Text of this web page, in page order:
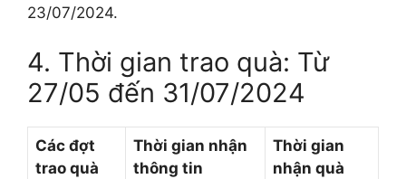
23/07/2024.
4. Thời gian trao quà: Từ
27/05 đến 31/07/2024
Các đợt
trao quà
Thời gian nhận
thông tin
Thời gian
nhận quà